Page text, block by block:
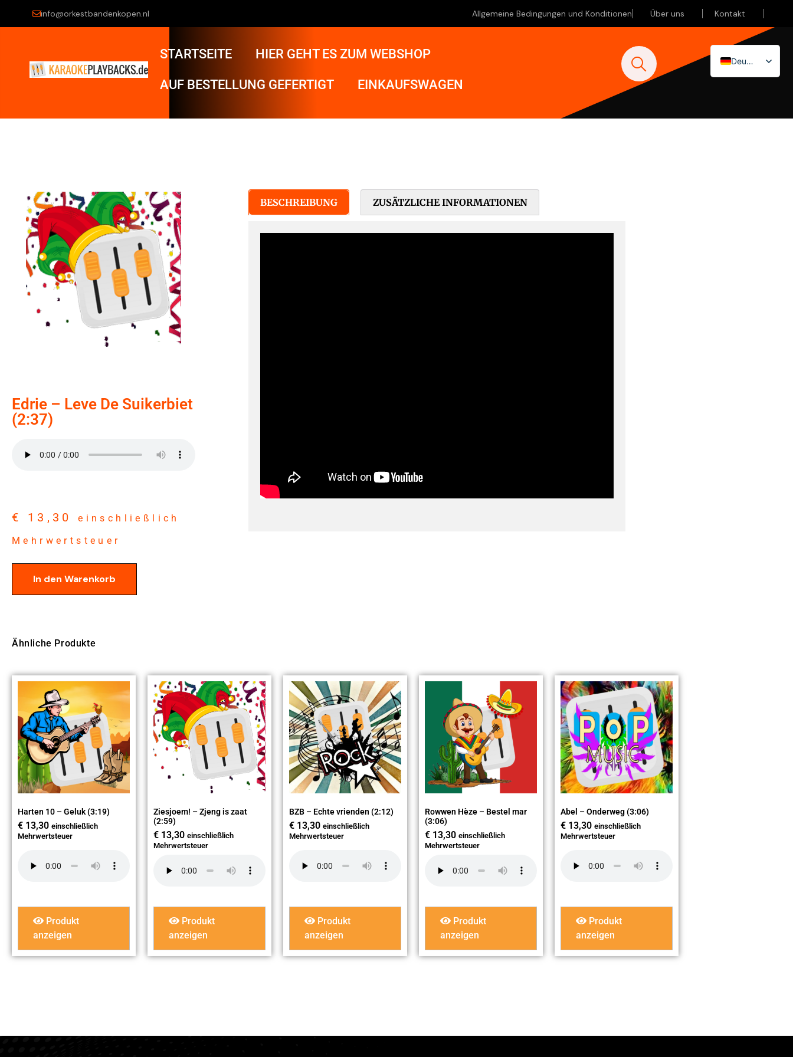
info@orkestbandenkopen.nl Allgemeine Bedingungen und Konditionen Über uns Kontakt
STARTSEITE HIER GEHT ES ZUM WEBSHOP
AUF BESTELLUNG GEFERTIGT EINKAUFSWAGEN
Deutsch
Nederlands
Edrie – Leve De Suikerbiet
(2:37)
€ 13,30
einschließlich
Mehrwertsteuer
In den Warenkorb
BESCHREIBUNG ZUSÄTZLICHE INFORMATIONEN
Ähnliche Produkte
Harten 10 – Geluk (3:19)
€ 13,30 einschließlich
Mehrwertsteuer
Produkt
anzeigen
Ziesjoem! – Zjeng is zaat
(2:59)
€ 13,30 einschließlich
Mehrwertsteuer
Produkt
anzeigen
BZB – Echte vrienden (2:12)
€ 13,30 einschließlich
Mehrwertsteuer
Produkt
anzeigen
Rowwen Hèze – Bestel mar
(3:06)
€ 13,30 einschließlich
Mehrwertsteuer
Produkt
anzeigen
Abel – Onderweg (3:06)
€ 13,30 einschließlich
Mehrwertsteuer
Produkt
anzeigen